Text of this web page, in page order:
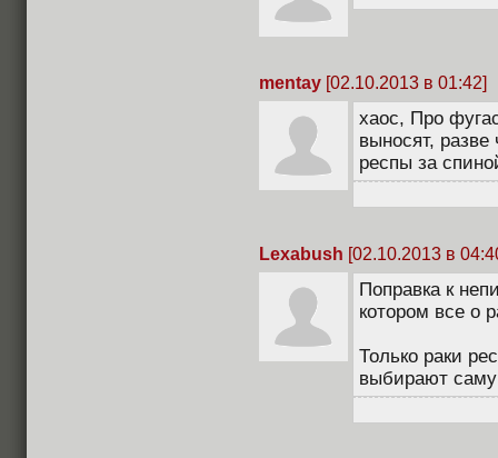
mentay [02.10.2013 в 01:42]
xaoc, Про
выносят,
респы за
Lexabush [02.10.2013 в
Поправка к
котором все о
Только раки
выбирают